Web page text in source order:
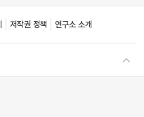
저작권 정책 연구소 소개